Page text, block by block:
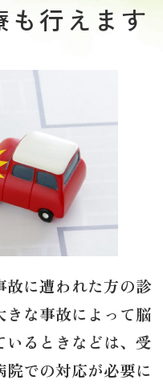
も行えます
故に遭われた方の診
な事故によって脳
いるときなどは、受
での対応が必要に